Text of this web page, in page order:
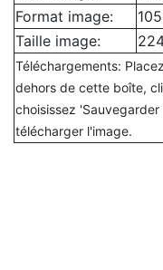
Format image:
Taille image:
Téléchargements:
dehors de cette boîte,
choisissez
télécharger l'image.